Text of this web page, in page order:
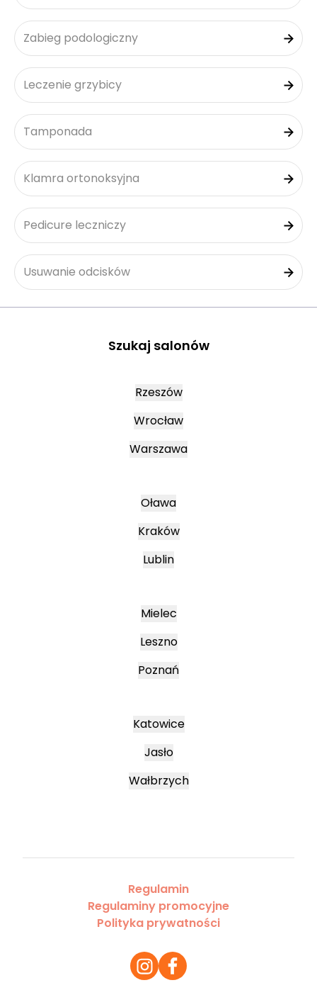
Zabieg podologiczny
Leczenie grzybicy
Tamponada
Klamra ortonoksyjna
Pedicure leczniczy
Usuwanie odcisków
Szukaj salonów
Rzeszów
Wrocław
Warszawa
Oława
Kraków
Lublin
Mielec
Leszno
Poznań
Katowice
Jasło
Wałbrzych
Regulamin
Regulaminy promocyjne
Polityka prywatności